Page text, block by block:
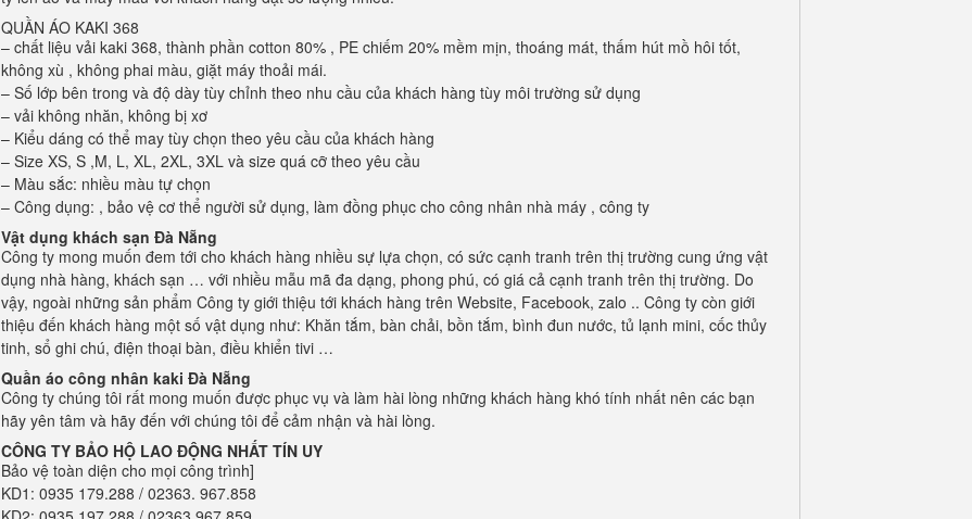
QUẦN ÁO KAKI 368
– chất liệu vải kaki 368, thành phần cotton 80% , PE chiếm 20% mềm mịn, thoáng mát, thấm hút mồ hôi tốt,
không xù , không phai màu, giặt máy thoải mái.
– Số lớp bên trong và độ dày tùy chỉnh theo nhu cầu của khách hàng tùy môi trường sử dụng
– vải không nhăn, không bị xơ
– Kiểu dáng có thể may tùy chọn theo yêu cầu của khách hàng
– Size XS, S ,M, L, XL, 2XL, 3XL và size quá cỡ theo yêu cầu
– Màu sắc: nhiều màu tự chọn
– Công dụng: , bảo vệ cơ thể người sử dụng, làm đồng phục cho công nhân nhà máy , công ty
Vật dụng khách sạn Đà Nẵng
Công ty mong muốn đem tới cho khách hàng nhiều sự lựa chọn, có sức cạnh tranh trên thị trường cung ứng vật
dụng nhà hàng, khách sạn … với nhiều mẫu mã đa dạng, phong phú, có giá cả cạnh tranh trên thị trường. Do
vậy, ngoài những sản phẩm Công ty giới thiệu tới khách hàng trên Website, Facebook, zalo .. Công ty còn giới
thiệu đến khách hàng một số vật dụng như: Khăn tắm, bàn chải, bồn tắm, bình đun nước, tủ lạnh mini, cốc thủy
tinh, sổ ghi chú, điện thoại bàn, điều khiển tivi …
Quần áo công nhân kaki Đà Nẵng
Công ty chúng tôi rất mong muốn được phục vụ và làm hài lòng những khách hàng khó tính nhất nên các bạn
hãy yên tâm và hãy đến với chúng tôi để cảm nhận và hài lòng.
CÔNG TY BẢO HỘ LAO ĐỘNG NHẤT TÍN UY
Bảo vệ toàn diện cho mọi công trình]
KD1: 0935 179.288 / 02363. 967.858